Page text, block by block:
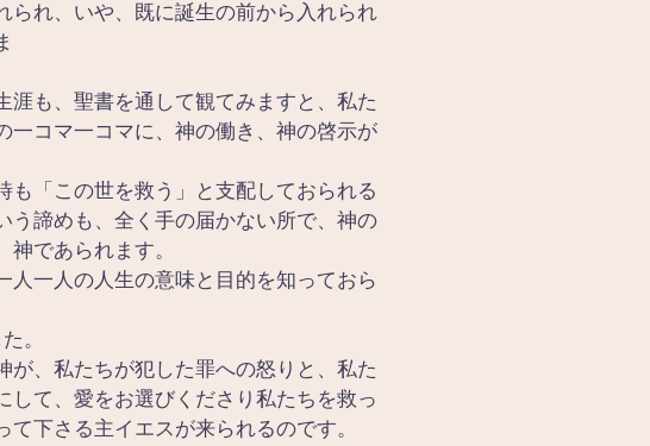
られ、いや、既に誕生の前から入れられ
も、聖書を通して観てみますと、私た
一コマ一コマに、神の働き、神の啓示が
「この世を救う」と支配しておられる
う諦めも、全く手の届かない所で、神の
であられます。
一人の人生の意味と目的を知っておら
。
、私たちが犯した罪への怒りと、私た
て、愛をお選びくださり私たちを救っ
下さる主イエスが来られるのです。